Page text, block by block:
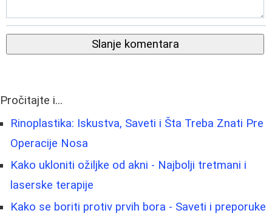
Slanje komentara
Pročitajte i...
Rinoplastika: Iskustva, Saveti i Šta Treba Znati Pre
Operacije Nosa
Kako ukloniti ožiljke od akni - Najbolji tretmani i
laserske terapije
Kako se boriti protiv prvih bora - Saveti i preporuke